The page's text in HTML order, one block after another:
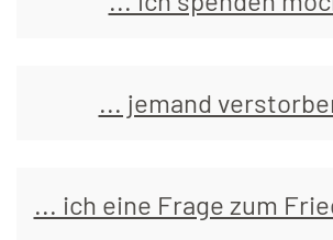
... jemand
... ich eine Frage zum